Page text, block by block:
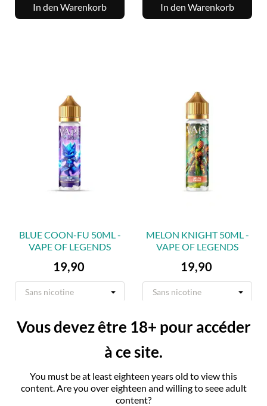
Vous devez être 18+ pour accéder
à ce site.
You must be at least eighteen years old to view this
content. Are you over eighteen and willing to seee adult
content?
In den Warenkorb In den Warenkorb
BLUE COON-FU 50ML -
VAPE OF LEGENDS
Preis
19,90
In den Warenkorb
MELON KNIGHT 50ML -
VAPE OF LEGENDS
Preis
19,90
In den Warenkorb